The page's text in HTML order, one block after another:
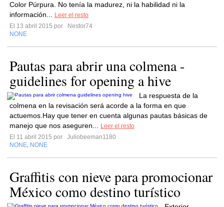
Color Púrpura. No tenía la madurez, ni la habilidad ni la
información...
Leer el resto
El 13 abril 2015 por
Nestor74
NONE
Pautas para abrir una colmena -
guidelines for opening a hive
La respuesta de la
colmena en la revisación será acorde a la forma en que
actuemos.Hay que tener en cuenta algunas pautas básicas de
manejo que nos aseguren...
Leer el resto
El 11 abril 2015 por
Juliobeeman1180
NONE NONE
Graffitis con nieve para promocionar
México como destino turístico